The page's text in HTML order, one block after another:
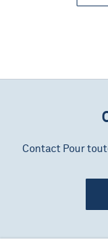
Contact Pour